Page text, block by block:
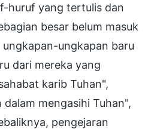
huruf yang tertulis dan
besar belum masuk
ungkapan baru
dari mereka yang
karib Tuhan",
mengasihi Tuhan",
pengejaran